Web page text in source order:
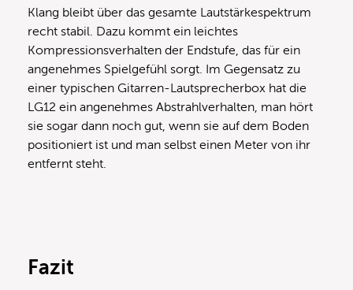
Klang bleibt über das gesamte Lautstärkespektrum
recht stabil. Dazu kommt ein leichtes
Kompressionsverhalten der Endstufe, das für ein
angenehmes Spielgefühl sorgt. Im Gegensatz zu
einer typischen Gitarren-Lautsprecherbox hat die
LG12 ein angenehmes Abstrahlverhalten, man hört
sie sogar dann noch gut, wenn sie auf dem Boden
positioniert ist und man selbst einen Meter von ihr
entfernt steht.
Fazit